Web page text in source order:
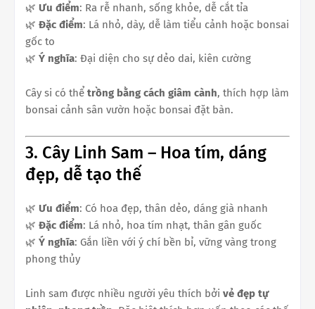
🌿 Ưu điểm: Ra rễ nhanh, sống khỏe, dễ cắt tỉa
🌿 Đặc điểm: Lá nhỏ, dày, dễ làm tiểu cảnh hoặc bonsai
gốc to
🌿 Ý nghĩa: Đại diện cho sự dẻo dai, kiên cường
Cây si có thể trồng bằng cách giâm cành, thích hợp làm
bonsai cảnh sân vườn hoặc bonsai đặt bàn.
3. Cây Linh Sam – Hoa tím, dáng
đẹp, dễ tạo thế
🌿 Ưu điểm: Có hoa đẹp, thân dẻo, dáng già nhanh
🌿 Đặc điểm: Lá nhỏ, hoa tím nhạt, thân gân guốc
🌿 Ý nghĩa: Gắn liền với ý chí bền bỉ, vững vàng trong
phong thủy
Linh sam được nhiều người yêu thích bởi vẻ đẹp tự